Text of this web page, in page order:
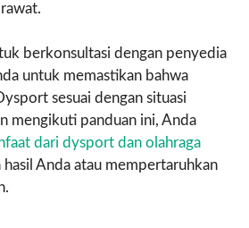
berkonsultasi dengan penyedia
untuk memastikan bahwa
sesuai dengan situasi
mengikuti panduan ini, Anda
dari dysport dan olahraga
Anda atau mempertaruhkan